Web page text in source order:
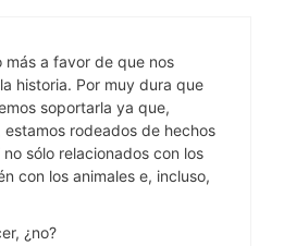
más a favor de que nos
historia. Por muy dura que
soportarla ya que,
rodeados de hechos
sólo relacionados con los
con los animales e, incluso,
¿no?